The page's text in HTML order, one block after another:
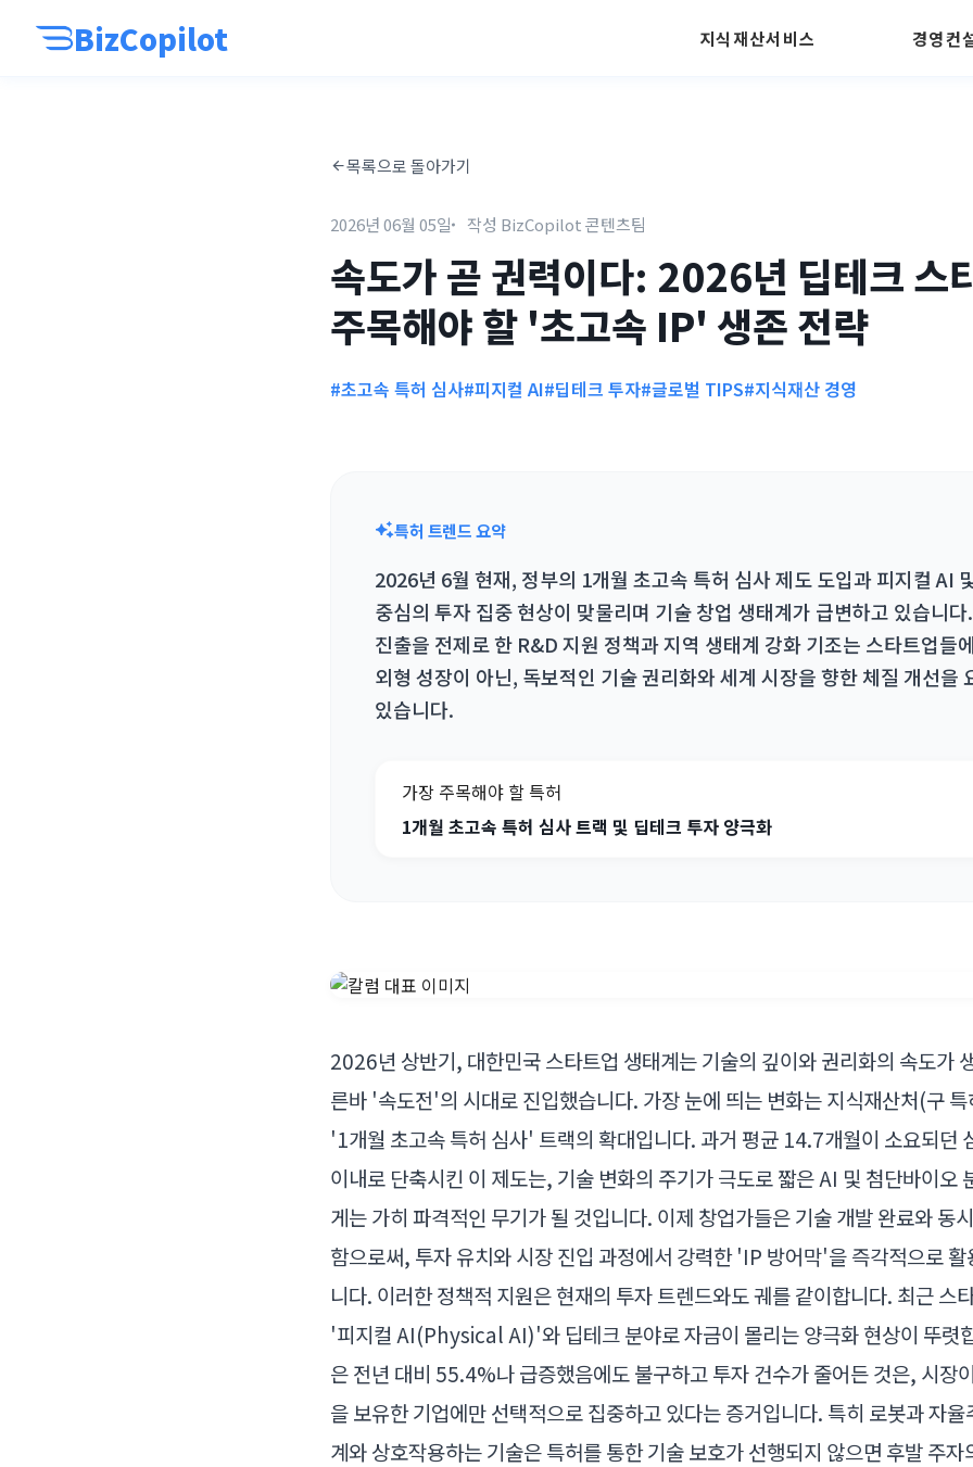
BizCopilot 지식재산서비스 경영컨
목록으로 돌아가기
2026년 06월 05일 작성 BizCopilot 콘텐츠팀
속도가 곧 권력이다: 2026년 딥테크 스
주목해야 할 '초고속 IP' 생존 전략
#초고속 특허 심사#피지컬 AI#딥테크 투자#글로벌 TIPS#지식재산 경영
특허 트렌드 요약
2026년 6월 현재, 정부의 1개월 초고속 특허 심사 제도 도입과 피지컬 AI
중심의 투자 집중 현상이 맞물리며 기술 창업 생태계가 급변하고 있습니
진출을 전제로 한 R&D 지원 정책과 지역 생태계 강화 기조는 스타트업들
외형 성장이 아닌, 독보적인 기술 권리화와 세계 시장을 향한 체질 개선을
있습니다.
가장 주목해야 할 특허
1개월 초고속 특허 심사 트랙 및 딥테크 투자 양극화
2026년 상반기, 대한민국 스타트업 생태계는 기술의 깊이와 권리화의 속도가
른바 '속도전'의 시대로 진입했습니다. 가장 눈에 띄는 변화는 지식재산처(구
'1개월 초고속 특허 심사' 트랙의 확대입니다. 과거 평균 14.7개월이 소요되던
이내로 단축시킨 이 제도는, 기술 변화의 주기가 극도로 짧은 AI 및 첨단바이오
게는 가히 파격적인 무기가 될 것입니다. 이제 창업가들은 기술 개발 완료와 동
함으로써, 투자 유치와 시장 진입 과정에서 강력한 'IP 방어막'을 즉각적으로
니다. 이러한 정책적 지원은 현재의 투자 트렌드와도 궤를 같이합니다. 최근 스
'피지컬 AI(Physical AI)'와 딥테크 분야로 자금이 몰리는 양극화 현상이 뚜렷
은 전년 대비 55.4%나 급증했음에도 불구하고 투자 건수가 줄어든 것은, 시장
을 보유한 기업에만 선택적으로 집중하고 있다는 증거입니다. 특히 로봇과 자
계와 상호작용하는 기술은 특허를 통한 기술 보호가 선행되지 않으면 후발 주